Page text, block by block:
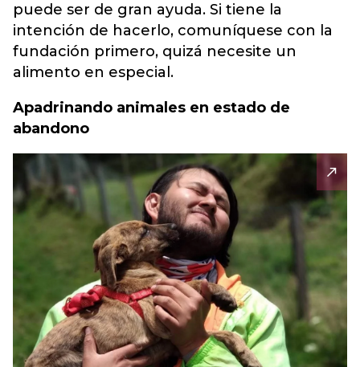
puede ser de gran ayuda. Si tiene la
intención de hacerlo, comuníquese con la
fundación primero, quizá necesite un
alimento en especial.
Apadrinando animales en estado de
abandono